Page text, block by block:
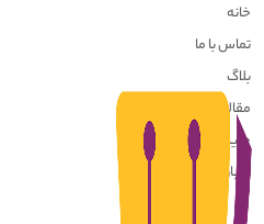
خانه
تماس با ما
بلاگ
مقالات
حریم خصوصی کاربران
درباره ما